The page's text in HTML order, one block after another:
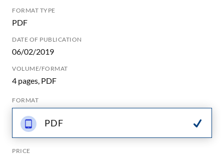
FORMAT TYPE
PDF
DATE OF PUBLICATION
06/02/2019
VOLUME/FORMAT
4 pages, PDF
FORMAT
PDF
PRICE